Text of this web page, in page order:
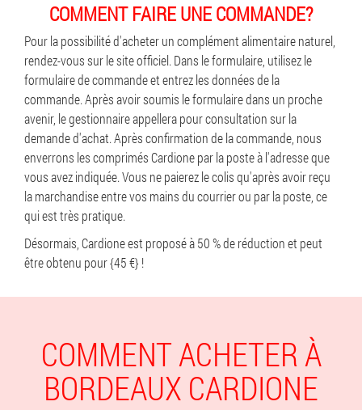
COMMENT FAIRE UNE COMMANDE?
Pour la possibilité d'acheter un complément alimentaire naturel,
rendez-vous sur le site officiel. Dans le formulaire, utilisez le
formulaire de commande et entrez les données de la
commande. Après avoir soumis le formulaire dans un proche
avenir, le gestionnaire appellera pour consultation sur la
demande d'achat. Après confirmation de la commande, nous
enverrons les comprimés Cardione par la poste à l'adresse que
vous avez indiquée. Vous ne paierez le colis qu'après avoir reçu
la marchandise entre vos mains du courrier ou par la poste, ce
qui est très pratique.
Désormais, Cardione est proposé à 50 % de réduction et peut
être obtenu pour {45 €} !
COMMENT ACHETER À
BORDEAUX CARDIONE